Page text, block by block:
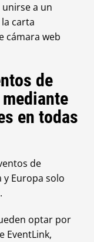
a un
carta
cámara web
de
en todas
de
y Europa solo
optar por
EventLink,